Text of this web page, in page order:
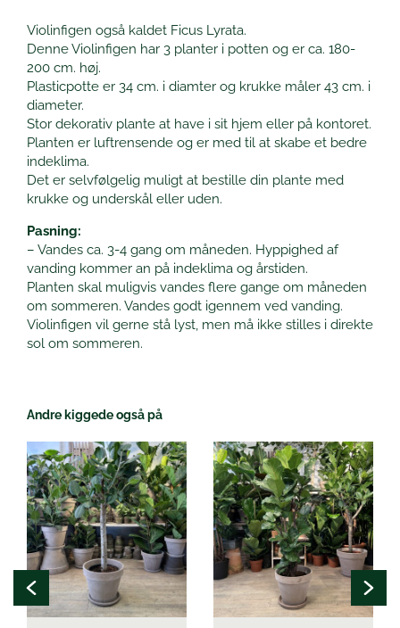
Violinfigen også kaldet Ficus Lyrata.
Denne Violinfigen har 3 planter i potten og er ca. 180-
200 cm. høj.
Plasticpotte er 34 cm. i diamter og krukke måler 43 cm. i
diameter.
Stor dekorativ plante at have i sit hjem eller på kontoret.
Planten er luftrensende og er med til at skabe et bedre
indeklima.
Det er selvfølgelig muligt at bestille din plante med
krukke og underskål eller uden.
Pasning:
– Vandes ca. 3-4 gang om måneden. Hyppighed af
vanding kommer an på indeklima og årstiden.
Planten skal muligvis vandes flere gange om måneden
om sommeren. Vandes godt igennem ved vanding.
Violinfigen vil gerne stå lyst, men må ikke stilles i direkte
sol om sommeren.
Andre kiggede også på
Dette
vare
har
flere
varianter.
Mulighederne
kan
vælges
på
varesiden
Dette
vare
har
flere
varianter.
Mulighederne
kan
vælges
på
varesiden